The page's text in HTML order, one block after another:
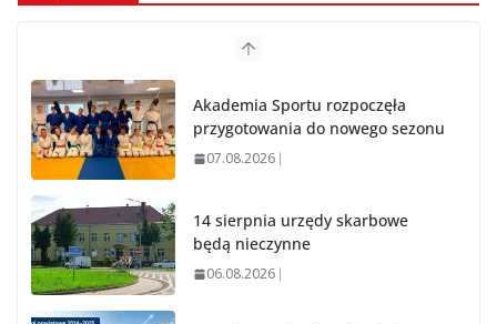
Akademia Sportu rozpoczęła
przygotowania do nowego sezonu
07.08.2026
14 sierpnia urzędy skarbowe
będą nieczynne
06.08.2026